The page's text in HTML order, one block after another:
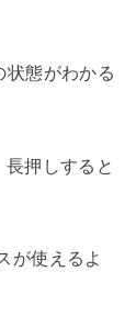
態がわかる
押しすると
が使えるよ